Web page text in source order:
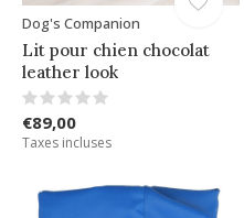
Dog's Companion
Lit pour chien chocolat
leather look
€89,00
Taxes incluses